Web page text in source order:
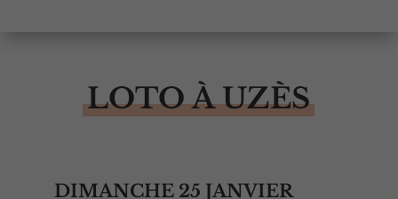
LOTO À UZÈS
DIMANCHE 25 JANVIER